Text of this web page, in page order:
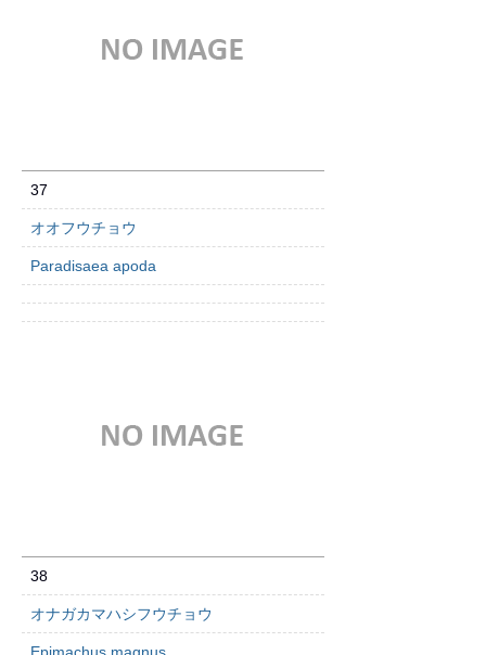
37
オオフウチョウ
Paradisaea apoda
38
オナガカマハシフウチョウ